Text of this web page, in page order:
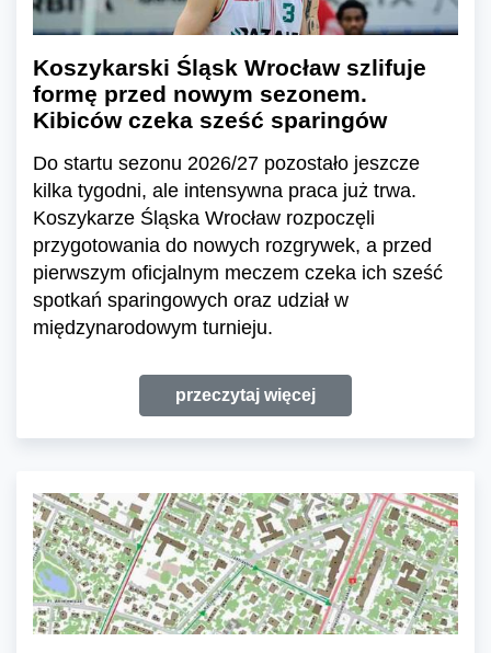
Koszykarski Śląsk Wrocław szlifuje
formę przed nowym sezonem.
Kibiców czeka sześć sparingów
Do startu sezonu 2026/27 pozostało jeszcze
kilka tygodni, ale intensywna praca już trwa.
Koszykarze Śląska Wrocław rozpoczęli
przygotowania do nowych rozgrywek, a przed
pierwszym oficjalnym meczem czeka ich sześć
spotkań sparingowych oraz udział w
międzynarodowym turnieju.
przeczytaj więcej